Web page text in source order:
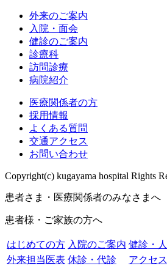
外来のご案内
入院・面会
健診のご案内
診療科
訪問診療
病院紹介
医療関係者の方
採用情報
よくある質問
交通アクセス
お問い合わせ
Copyright(c) kugayama hospital Rights
患者さま・医療関係者のみなさま
患者様・ご家族の方へ
はじめての方 入院のご案内 健診・
外来担当医表 休診・代診 アクセス